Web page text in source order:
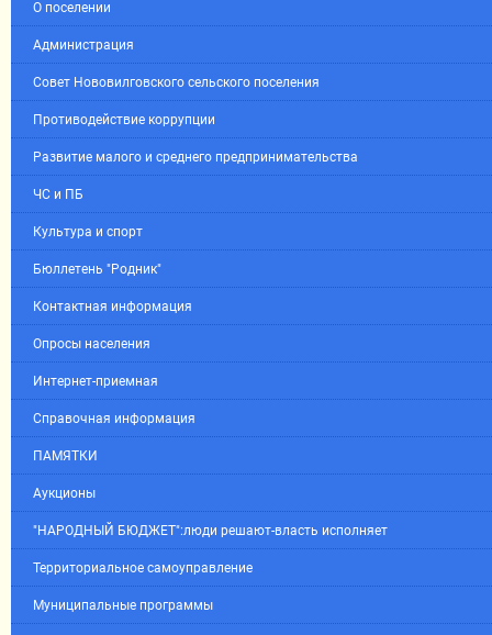
О поселении
Администрация
Совет Нововилговского сельского поселения
Противодействие коррупции
Развитие малого и среднего предпринимательства
ЧС и ПБ
Культура и спорт
Бюллетень "Родник"
Контактная информация
Опросы населения
Интернет-приемная
Справочная информация
ПАМЯТКИ
Аукционы
"НАРОДНЫЙ БЮДЖЕТ":люди решают-власть исполняет
Территориальное самоуправление
Муниципальные программы